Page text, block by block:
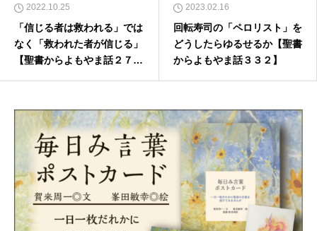
2022.10.25
「信じる者は救われる」では
なく「救われた者が信じる」
【聖書からよもやま話２７
2023.02.16
回転寿司の「ペロリスト」を
どうしたらゆるせるか【聖書
からよもやま話３３２】